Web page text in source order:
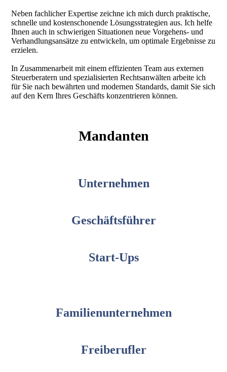
Neben fachlicher Expertise zeichne ich mich durch praktische,
schnelle und kostenschonende Lösungsstrategien aus. Ich helfe
Ihnen auch in schwierigen Situationen neue Vorgehens- und
Verhandlungsansätze zu entwickeln, um optimale Ergebnisse zu
erzielen.
In Zusammenarbeit mit einem effizienten Team aus externen
Steuerberatern und spezialisierten Rechtsanwälten arbeite ich
für Sie nach bewährten und modernen Standards, damit Sie sich
auf den Kern Ihres Geschäfts konzentrieren können.
Mandanten
Unternehmen
Geschäftsführer
Start-Ups
Familienunternehmen
Freiberufler